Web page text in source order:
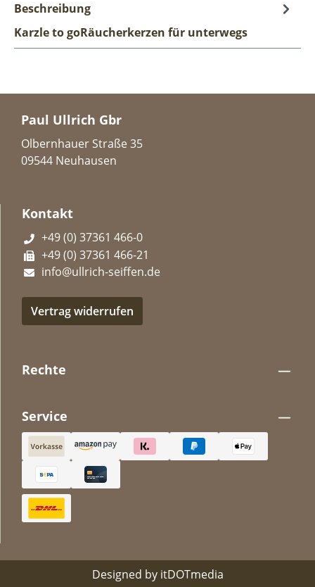
Beschreibung
Karzle to goRäucherkerzen für unterwegs
Paul Ullrich Gbr
Olbernhauer Straße 35
09544 Neuhausen
Kontakt
+49 (0) 37361 466-0
+49 (0) 37361 466-21
info@ullrich-seiffen.de
Vertrag widerrufen
Rechte
Service
Designed by itDOTmedia